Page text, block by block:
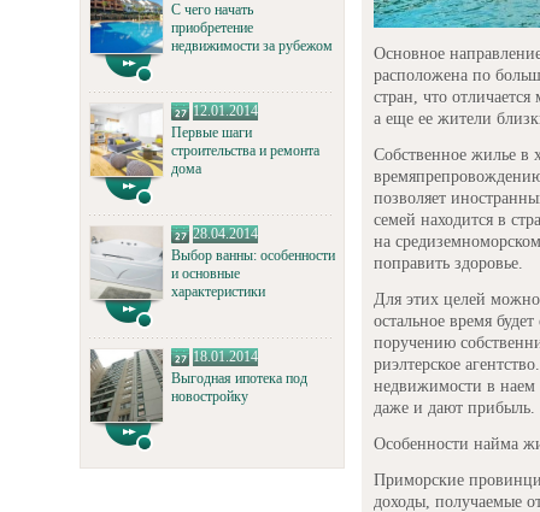
С чего начать
приобретение
недвижимости за рубежом
12.01.2014
Первые шаги
строительства и ремонта
дома
28.04.2014
Выбор ванны: особенности
и основные
характеристики
18.01.2014
Выгодная ипотека под
новостройку
Основное
расположена по
стран, что
а еще ее жители
Собственное жилье в
времяпрепровождению
позволяет
семей находится в
на
поправить здоровье.
Для этих целей
остальное время
поручению
риэлтерское
недвижимости в наем
даже и дают прибыль.
Особенности найма
Приморские
доходы, получаемые